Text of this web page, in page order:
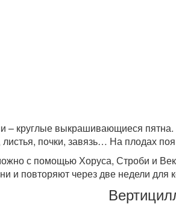
– круглые выкрашивающиеся
почки, завязь… На плодах
с помощью Хоруса, Строби и
и повторяют через две недели для